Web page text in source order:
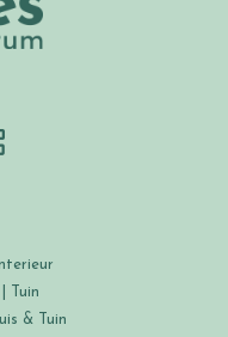
Tuin
& Tuin